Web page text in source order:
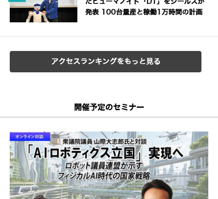
たヒューマノイド「D1」をジールスが
発表 100台量産と稼働1万時間の計画
アクセスランキングをもっと見る
開催予定のセミナー